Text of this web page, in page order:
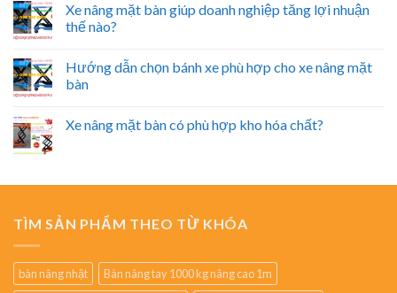
Xe nâng mặt bàn giúp doanh nghiệp tăng lợi nhuận
thế nào?
Hướng dẫn chọn bánh xe phù hợp cho xe nâng mặt
bàn
Xe nâng mặt bàn có phù hợp kho hóa chất?
TÌM SẢN PHẨM THEO TỪ KHÓA
bàn nâng nhật
Bàn nâng tay 1000 kg nâng cao 1m